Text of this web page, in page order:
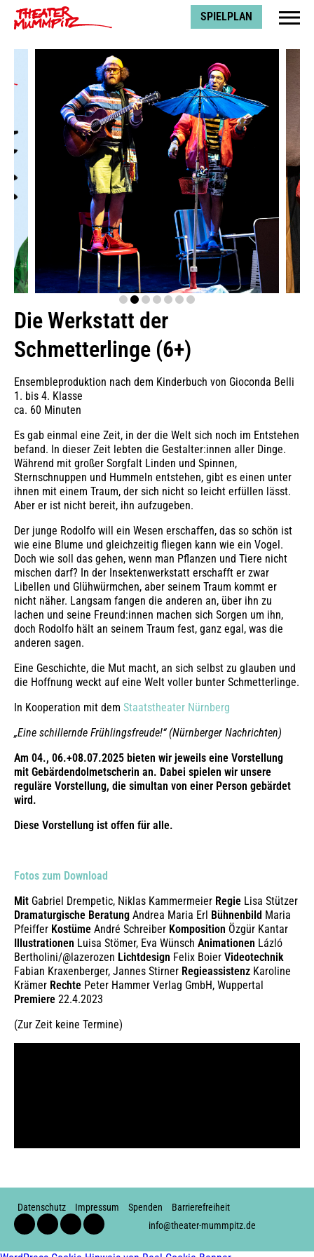
Theater Mummpitz SPIELPLAN
Die Werkstatt der
Schmetterlinge (6+)
Ensembleproduktion nach dem Kinderbuch von Gioconda Belli
1. bis 4. Klasse
ca. 60 Minuten
Es gab einmal eine Zeit, in der die Welt sich noch im Entstehen
befand. In dieser Zeit lebten die Gestalter:innen aller Dinge.
Während mit großer Sorgfalt Linden und Spinnen,
Sternschnuppen und Hummeln entstehen, gibt es einen unter
ihnen mit einem Traum, der sich nicht so leicht erfüllen lässt.
Aber er ist nicht bereit, ihn aufzugeben.
Der junge Rodolfo will ein Wesen erschaffen, das so schön ist
wie eine Blume und gleichzeitig fliegen kann wie ein Vogel.
Doch wie soll das gehen, wenn man Pflanzen und Tiere nicht
mischen darf? In der Insektenwerkstatt erschafft er zwar
Libellen und Glühwürmchen, aber seinem Traum kommt er
nicht näher. Langsam fangen die anderen an, über ihn zu
lachen und seine Freund:innen machen sich Sorgen um ihn,
doch Rodolfo hält an seinem Traum fest, ganz egal, was die
anderen sagen.
Eine Geschichte, die Mut macht, an sich selbst zu glauben und
die Hoffnung weckt auf eine Welt voller bunter Schmetterlinge.
In Kooperation mit dem Staatstheater Nürnberg
„Eine schillernde Frühlingsfreude!“ (Nürnberger Nachrichten)
Am 04., 06.+08.07.2025 bieten wir jeweils eine Vorstellung
mit Gebärdendolmetscherin an. Dabei spielen wir unsere
reguläre Vorstellung, die simultan von einer Person gebärdet
wird.
Diese Vorstellung ist offen für alle.
Fotos zum Download
Mit Gabriel Drempetic, Niklas Kammermeier Regie Lisa Stützer
Dramaturgische Beratung Andrea Maria Erl Bühnenbild Maria
Pfeiffer Kostüme André Schreiber Komposition Özgür Kantar
Illustrationen Luisa Stömer, Eva Wünsch Animationen Lázló
Bertholini/@lazerozen Lichtdesign Felix Boier Videotechnik
Fabian Kraxenberger, Jannes Stirner Regieassistenz Karoline
Krämer Rechte Peter Hammer Verlag GmbH, Wuppertal
Premiere 22.4.2023
(Zur Zeit keine Termine)
Datenschutz Impressum Spenden
Barrierefreiheit
FacebookInstagram
YoutubeSoundcloud info@theater-mummpitz.de